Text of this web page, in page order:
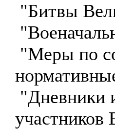
"Битвы
"Меры по
"Дневники